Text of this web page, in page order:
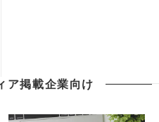
ア掲載企業向け